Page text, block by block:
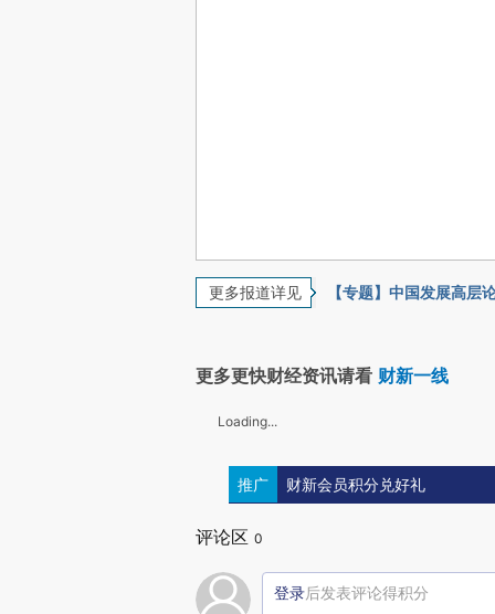
更多报道详见 【专题】中国发展高层
更多更快财经资讯请看 财新一线
Loading...
推广 财新会员积分兑好礼
评论区 0
登录后发表评论得积分